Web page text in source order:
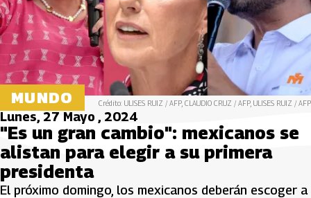
MUNDO Crédito: ULISES RUIZ / AFP, CLAUDIO CRUZ / AFP, ULISES RUIZ / AFP
Lunes, 27 Mayo , 2024
"Es un gran cambio": mexicanos se
alistan para elegir a su primera
presidenta
El próximo domingo, los mexicanos deberán escoger a